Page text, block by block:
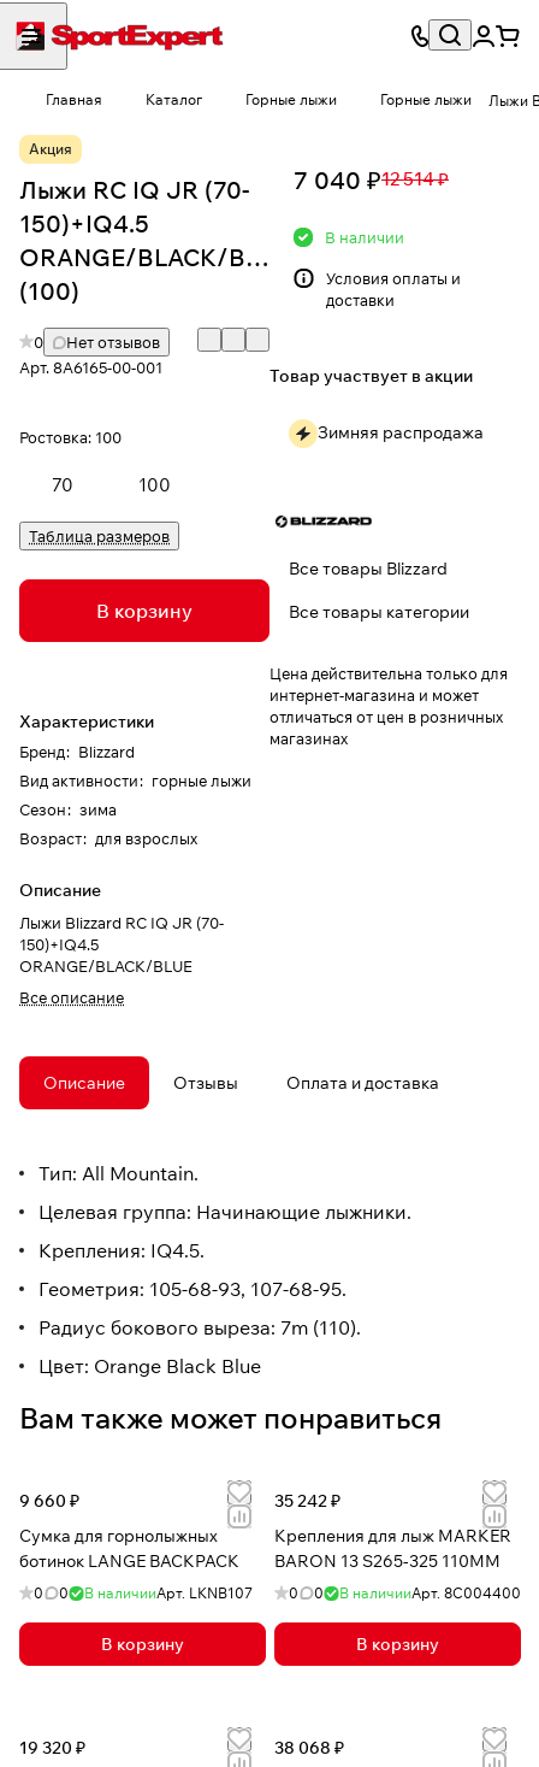
Главная Каталог Горные лыжи Горные лыжи Лыжи
Акция
Лыжи RC IQ JR (70-
150)+IQ4.5
ORANGE/BLACK/BLUE
(100)
0
Нет отзывов
Арт.8A6165-00-001
Ростовка: 100
70 100
Таблица размеров
В корзину
Характеристики
Бренд: Blizzard
Вид активности: горные лыжи
Сезон: зима
Возраст: для взрослых
Описание
Лыжи Blizzard RC IQ JR (70-
150)+IQ4.5
ORANGE/BLACK/BLUE
Все описание
7 040 ₽12 514 ₽
В наличии
Условия оплаты и
доставки
Товар участвует в акции
Зимняя распродажа
Все товары Blizzard
Все товары категории
Цена действительна только для
интернет-магазина и может
отличаться от цен в розничных
магазинах
Описание Отзывы Оплата и доставка
Тип: All Mountain.
Целевая группа: Начинающие лыжники.
Крепления: IQ4.5.
Геометрия: 105-68-93, 107-68-95.
Радиус бокового выреза: 7m (110).
Цвет: Orange Black Blue
Вам также может понравиться
9 660 ₽
Сумка для горнолыжных
ботинок LANGE BACKPACK
0 0 В наличииАрт. LKNB107
В корзину
35 242 ₽
Крепления для лыж MARKER
BARON 13 S265-325 110MM
0 0 В наличииАрт. 8C004400
В корзину
19 320 ₽
38 068 ₽